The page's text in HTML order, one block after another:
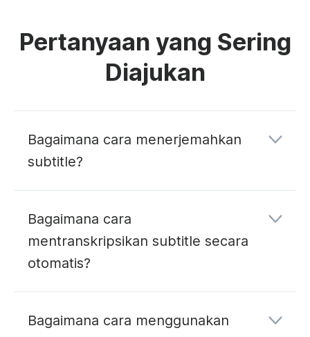
Pertanyaan yang Sering
Diajukan
Bagaimana cara menerjemahkan
subtitle?
Bagaimana cara
mentranskripsikan subtitle secara
otomatis?
Bagaimana cara menggunakan